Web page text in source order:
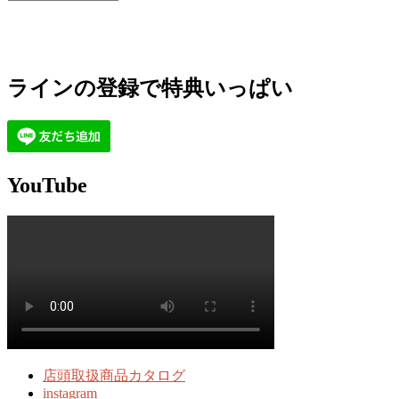
ラインの登録で特典いっぱい
YouTube
店頭取扱商品カタログ
instagram